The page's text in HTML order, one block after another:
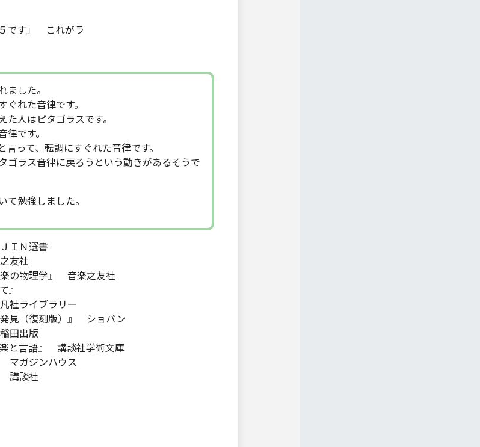
す」 これがラ
ました。
ぐれた音律です。
人はピタゴラスです。
です。
って、転調にすぐれた音律です。
ゴラス音律に戻ろうという動きがあるそうで
て勉強しました。
Ｎ選書
社
理学』 音楽之友社
ブラリー
刻版）』 ショパン
出版
』 講談社学術文庫
ジンハウス
談社